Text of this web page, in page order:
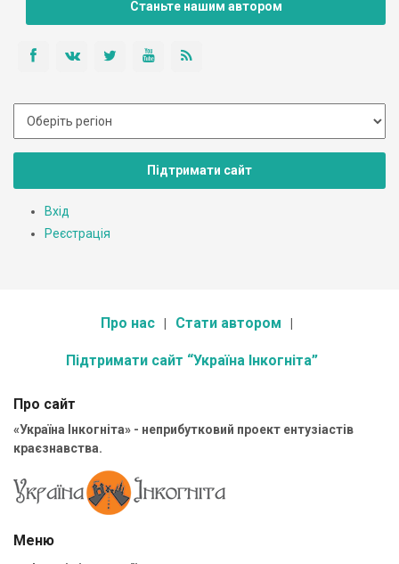
Станьте нашим автором
Підтримати сайт
Вхід
Реєстрація
Про нас Стати автором
Підтримати сайт “Україна Інкогніта”
Про сайт
«Україна Інкогніта» - неприбутковий проект ентузіастів
краєзнавства.
Меню